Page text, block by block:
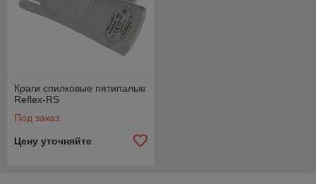
Краги спилковые пятипалые
Reflex-RS
Под заказ
Цену уточняйте